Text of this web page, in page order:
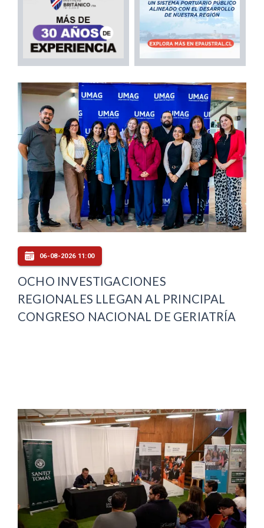
06-08-2026 11:00
OCHO INVESTIGACIONES
REGIONALES LLEGAN AL PRINCIPAL
CONGRESO NACIONAL DE GERIATRÍA